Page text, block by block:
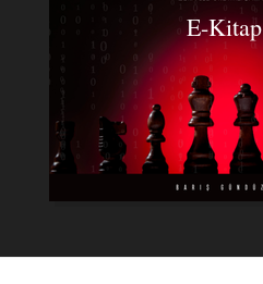
E-Kitap